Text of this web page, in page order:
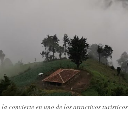
convierte en uno de los atractivos turísticos